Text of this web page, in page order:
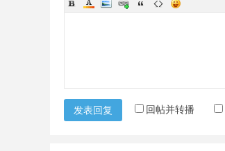
发表回复 回帖并转播